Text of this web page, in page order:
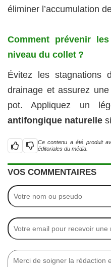
éliminer l’accumulation
Comment prévenir
niveau du collet ?
Évitez les stagnations
drainage et assurez
pot. Appliquez un
antifongique naturelle
Ce contenu a été produit
éditoriales du média.
VOS COMMENTAIRES